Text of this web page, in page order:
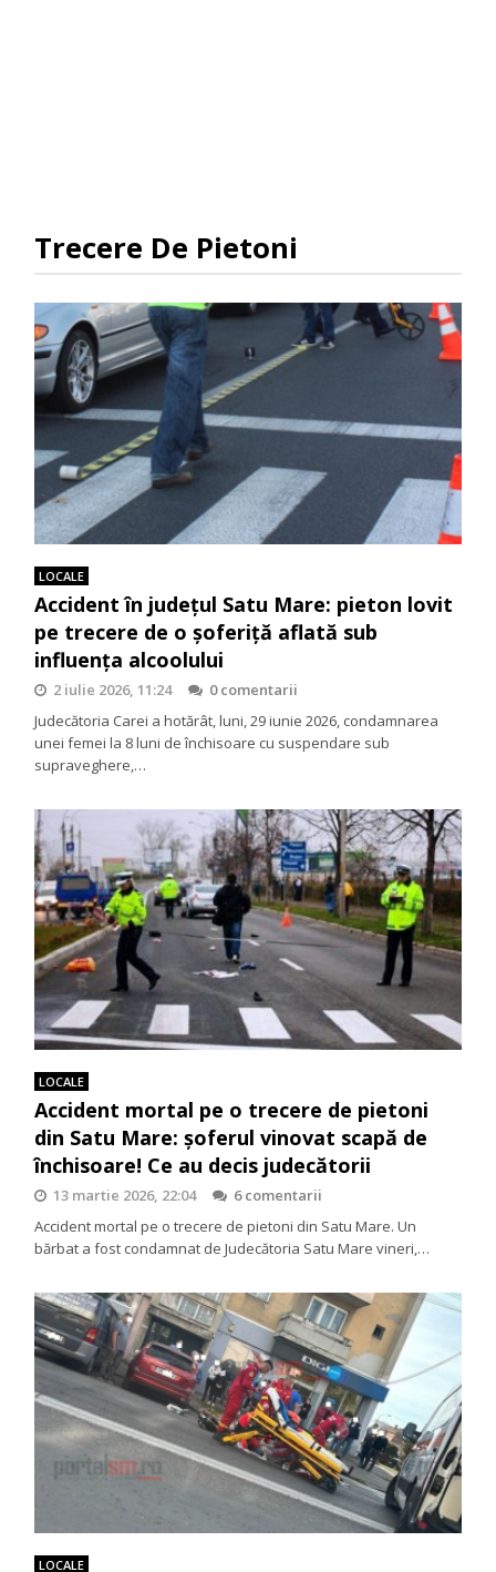
Trecere De Pietoni
LOCALE
Accident în județul Satu Mare: pieton lovit
pe trecere de o șoferiță aflată sub
influența alcoolului
2 iulie 2026, 11:24
0 comentarii
Judecătoria Carei a hotărât, luni, 29 iunie 2026, condamnarea
unei femei la 8 luni de închisoare cu suspendare sub
supraveghere,…
LOCALE
Accident mortal pe o trecere de pietoni
din Satu Mare: șoferul vinovat scapă de
închisoare! Ce au decis judecătorii
13 martie 2026, 22:04
6 comentarii
Accident mortal pe o trecere de pietoni din Satu Mare. Un
bărbat a fost condamnat de Judecătoria Satu Mare vineri,…
LOCALE